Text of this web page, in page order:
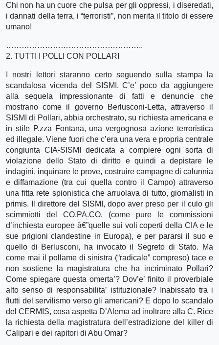
Chi non ha un cuore che pulsa per gli oppressi, i diseredati,
i dannati della terra, i “terroristi”, non merita il titolo di essere
umano!
……………………………………………..
2. TUTTI I POLLI CON POLLARI
I nostri lettori staranno certo seguendo sulla stampa la
scandalosa vicenda del SISMI. C’e’ poco da aggiungere
alla sequela impressionante di fatti e denuncie che
mostrano come il governo Berlusconi-Letta, attraverso il
SISMI di Pollari, abbia orchestrato, su richiesta americana e
in stile P.zza Fontana, una vergognosa azione terroristica
ed illegale. Viene fuori che c’era una vera e propria centrale
congiunta CIA-SISMI dedicata a compiere ogni sorta di
violazione dello Stato di diritto e quindi a depistare le
indagini, inquinare le prove, costruire campagne di calunnia
e diffamazione (tra cui quella contro il Campo) attraverso
una fitta rete spionistica che arruolava di tutto, giornalisti in
primis. Il direttore del SISMI, dopo aver preso per il culo gli
scimmiotti del CO.PA.CO. (come pure le commissioni
d’inchiesta europee â€”quelle sui voli coperti della CIA e le
sue prigioni clandestine in Europa), e per pararsi il suo e
quello di Berlusconi, ha invocato il Segreto di Stato. Ma
come mai il pollame di sinistra (“radicale” compreso) tace e
non sostiene la magistratura che ha incriminato Pollari?
Come spiegare questa omerta’? Dov’e’ finito il proverbiale
alto senso di responsabilita’ istituzionale? Inabissato tra i
flutti del servilismo verso gli americani? E dopo lo scandalo
del CERMIS, cosa aspetta D’Alema ad inoltrare alla C. Rice
la richiesta della magistratura dell’estradizione del killer di
Calipari e dei rapitori di Abu Omar?